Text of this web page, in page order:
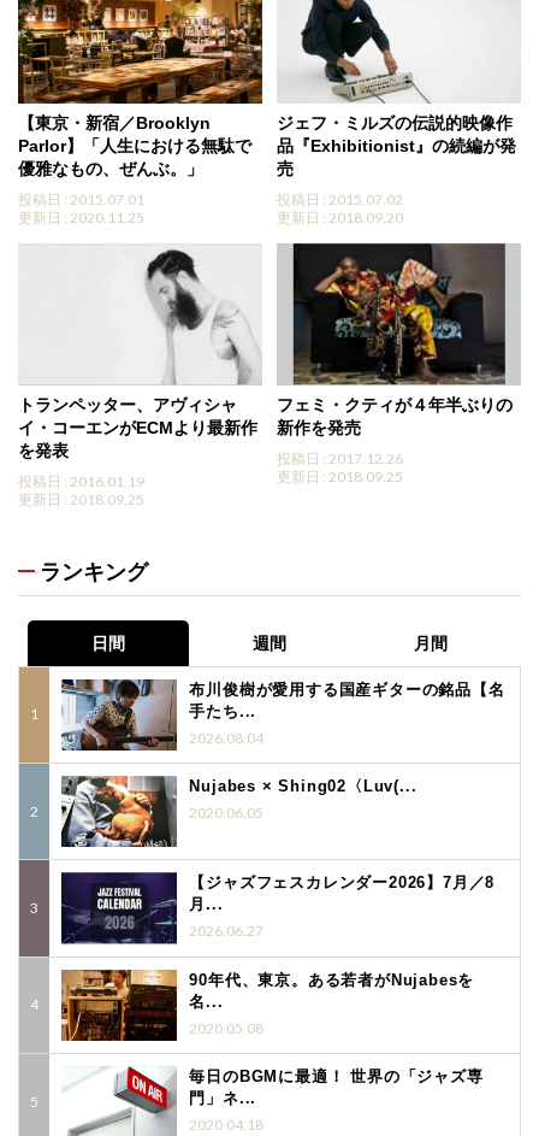
【東京・新宿／Brooklyn
Parlor】「人生における無駄で
優雅なもの、ぜんぶ。」
投稿日 : 2015.07.01
更新日 : 2020.11.25
ジェフ・ミルズの伝説的映像作
品『Exhibitionist』の続編が発
売
投稿日 : 2015.07.02
更新日 : 2018.09.20
トランペッター、アヴィシャ
イ・コーエンがECMより最新作
を発表
投稿日 : 2016.01.19
更新日 : 2018.09.25
フェミ・クティが４年半ぶりの
新作を発売
投稿日 : 2017.12.26
更新日 : 2018.09.25
ランキング
日間 週間 月間
布川俊樹が愛用する国産ギターの銘品【名
手たち...
2026.08.04
Nujabes × Shing02〈Luv(...
2020.06.05
【ジャズフェスカレンダー2026】7月／8
月...
2026.06.27
90年代、東京。ある若者がNujabesを
名...
2020.05.08
毎日のBGMに最適！ 世界の「ジャズ専
門」ネ...
2020.04.18